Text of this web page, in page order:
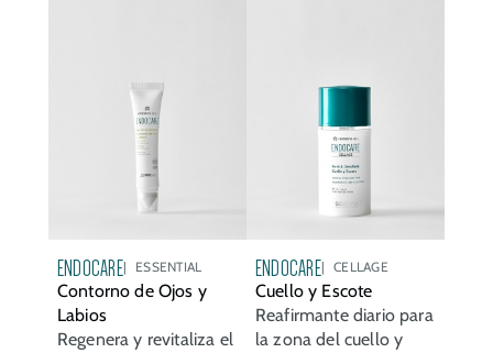
ENDOCARE ESSENTIAL
Contorno de Ojos y
Labios
Regenera y revitaliza el
ENDOCARE CELLAGE
Cuello y Escote
Reafirmante diario para
la zona del cuello y